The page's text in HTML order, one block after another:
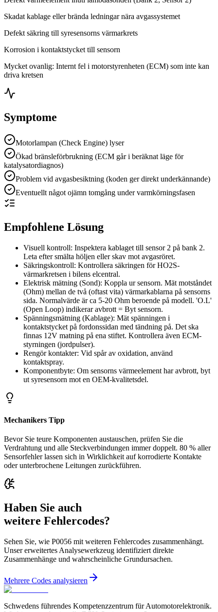
Skadat kablage eller brända ledningar nära avgassystemet
Defekt säkring till syresensorns värmarkrets
Korrosion i kontaktstycket till sensorn
Mycket ovanlig: Internt fel i motorstyrenheten (ECM) som inte kan
driva kretsen
Symptome
Motorlampan (Check Engine) lyser
Ökad bränsleförbrukning (ECM går i beräknat läge för
katalysatordiagnos)
Problem vid avgasbesiktning (koden ger direkt underkännande)
Eventuellt något ojämn tomgång under varmkörningsfasen
Empfohlene Lösung
Visuell kontroll: Inspektera kablaget till sensor 2 på bank 2.
Leta efter smälta höljen eller skav mot avgasröret.
Säkringskontroll: Kontrollera säkringen för HO2S-
värmarkretsen i bilens elcentral.
Elektrisk mätning (Sond): Koppla ur sensorn. Mät motståndet
(Ohm) mellan de två (oftast vita) värmarkablarna på sensorns
sida. Normalvärde är ca 5-20 Ohm beroende på modell. 'O.L'
(Open Loop) indikerar avbrott = Byt sensorn.
Spänningsmätning (Kablage): Mät spänningen i
kontaktstycket på fordonssidan med tändning på. Det ska
finnas 12V matning på ena stiftet. Kontrollera även ECM-
styrningen (jordpulser).
Rengör kontakter: Vid spår av oxidation, använd
kontaktspray.
Komponentbyte: Om sensorns värmeelement har avbrott, byt
ut syresensorn mot en OEM-kvalitetsdel.
Mechanikers Tipp
Bevor Sie teure Komponenten austauschen, prüfen Sie die
Verdrahtung und alle Steckverbindungen immer doppelt. 80 % aller
Sensorfehler lassen sich in Wirklichkeit auf korrodierte Kontakte
oder unterbrochene Leitungen zurückführen.
Haben Sie auch
weitere Fehlercodes?
Sehen Sie, wie P0056 mit weiteren Fehlercodes zusammenhängt.
Unser erweitertes Analysewerkzeug identifiziert direkte
Zusammenhänge und wahrscheinliche Grundursachen.
Mehrere Codes analysieren
Schwedens führendes Kompetenzzentrum für Automotorelektronik.